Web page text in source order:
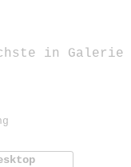
in Galerie